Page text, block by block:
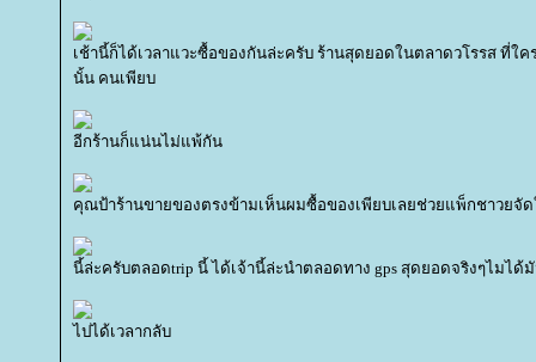
เช้านี้ก็ได้เวลาแวะซื้อของกันล่ะครับ ร้านสุดยอดในตลาดวโรรส ที่ใ
นั้น คนเพียบ
อีกร้านก็แน่นไม่แพ้กัน
คุณป้าร้านขายของตรงข้ามเห็นผมซื้อของเพียบเลยช่วยแพ็กชาวยจั
นี้ล่ะครับตลอดtrip นี้ ได้เจ้านี้ล่ะนำตลอดทาง gps สุดยอดจริงๆไมได้
ไปได้เวลากลับ